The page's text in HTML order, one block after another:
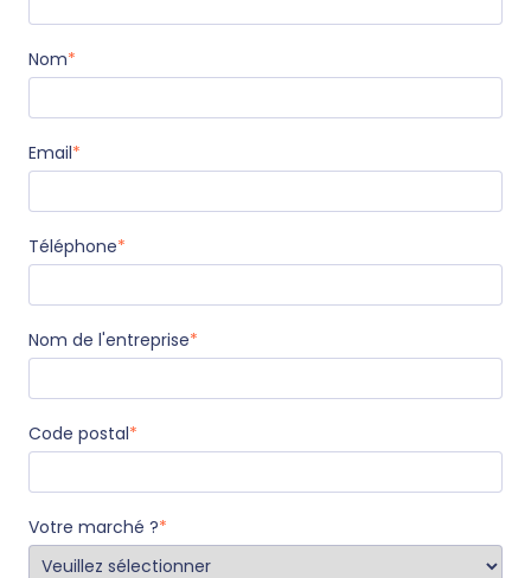
Nom*
Email*
Téléphone*
Nom de l'entreprise*
Code postal*
Votre marché ?*